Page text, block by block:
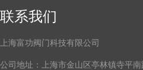
联系我们
上海富功阀门科技有限公司
公司地址：上海市金山区亭林镇寺平